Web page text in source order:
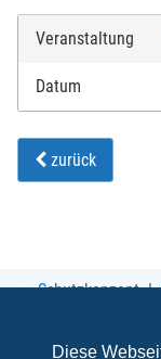
Diese
Veranstaltung
Datum
zurück
Schutzkonzept